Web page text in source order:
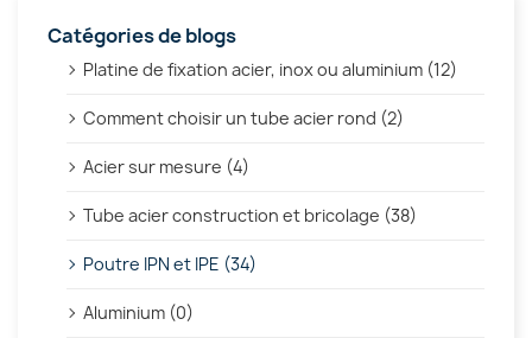
Catégories de blogs
Platine de fixation acier, inox ou aluminium (12)
Comment choisir un tube acier rond (2)
Acier sur mesure (4)
Tube acier construction et bricolage (38)
Poutre IPN et IPE (34)
Aluminium (0)